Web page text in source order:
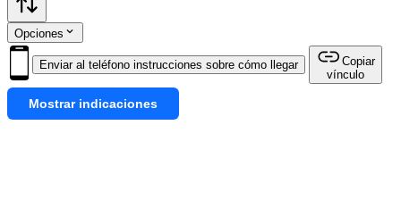
Opciones
Enviar al teléfono instrucciones sobre cómo llegar
Copiar
vínculo
Mostrar indicaciones